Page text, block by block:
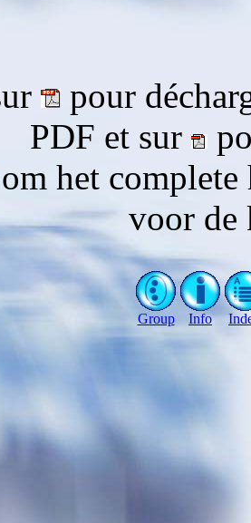
pour
PDF et sur
om het
voor de
Group Info